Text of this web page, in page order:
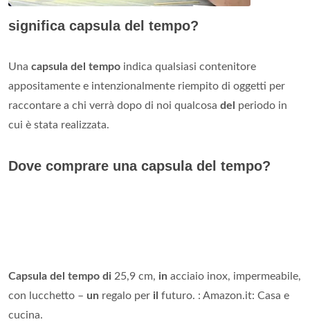
significa capsula del tempo?
Una capsula del tempo indica qualsiasi contenitore
appositamente e intenzionalmente riempito di oggetti per
raccontare a chi verrà dopo di noi qualcosa del
periodo in
cui è stata realizzata.
Dove comprare una capsula del tempo?
Capsula del tempo di 25,9 cm, in acciaio inox, impermeabile,
con lucchetto – un regalo per il futuro. : Amazon.it: Casa e
cucina.